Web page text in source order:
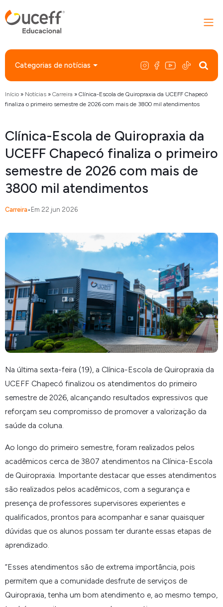
Categorias de notícias
Início» Notícias» Carreira » Clínica-Escola de Quiropraxia da UCEFF Chapecó
finaliza o primeiro semestre de 2026 com mais de 3800 mil atendimentos
Clínica-Escola de Quiropraxia da
UCEFF Chapecó finaliza o primeiro
semestre de 2026 com mais de
3800 mil atendimentos
Carreira• Em 22 jun 2026
Na última sexta-feira (19), a Clínica-Escola de Quiropraxia da
UCEFF Chapecó finalizou os atendimentos do primeiro
semestre de 2026, alcançando resultados expressivos que
reforçam seu compromisso de promover a valorização da
saúde da coluna.
Ao longo do primeiro semestre, foram realizados pelos
acadêmicos cerca de 3807 atendimentos na Clínica-Escola
de Quiropraxia. Importante destacar que esses atendimentos
são realizados pelos acadêmicos, com a segurança e
presença de professores supervisores experientes e
qualificados, prontos para acompanhar e sanar quaisquer
dúvidas que os alunos possam ter durante essas etapas de
aprendizado.
“Esses atendimentos são de extrema importância, pois
permitem que a comunidade desfrute de serviços de
Quiropraxia, tenha um bom atendimento e, ao mesmo tempo,